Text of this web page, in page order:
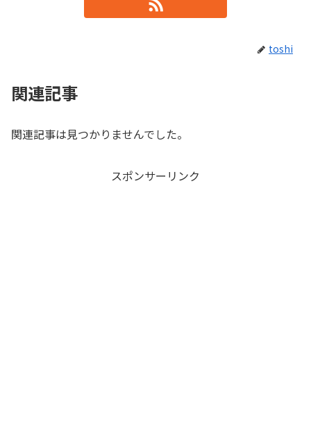
toshi
関連記事
関連記事は見つかりませんでした。
スポンサーリンク